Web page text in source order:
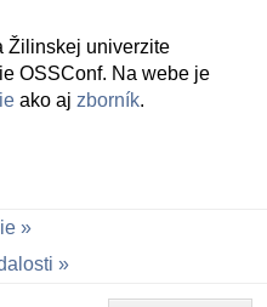
Žilinskej univerzite
OSSConf. Na webe je
ako aj zborník.